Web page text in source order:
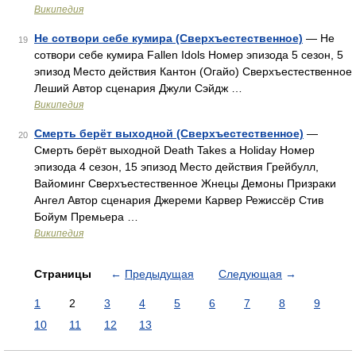
Википедия
19 Не сотвори себе кумира (Сверхъестественное) — Не
сотвори себе кумира Fallen Idols Номер эпизода 5 сезон, 5
эпизод Место действия Кантон (Огайо) Сверхъестественное
Леший Автор сценария Джули Сэйдж …
Википедия
20 Смерть берёт выходной (Сверхъестественное) —
Смерть берёт выходной Death Takes a Holiday Номер
эпизода 4 сезон, 15 эпизод Место действия Грейбулл,
Вайоминг Сверхъестественное Жнецы Демоны Призраки
Ангел Автор сценария Джереми Карвер Режиссёр Стив
Бойум Премьера …
Википедия
Страницы ← Предыдущая Следующая →
1 2 3 4 5 6 7 8
9
10
11 12 13